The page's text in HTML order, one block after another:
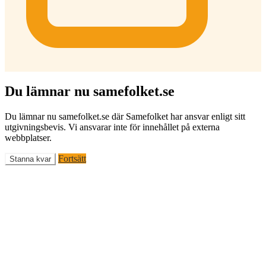
Du lämnar nu samefolket.se
Du lämnar nu samefolket.se där Samefolket har ansvar enligt sitt
utgivningsbevis. Vi ansvarar inte för innehållet på externa
webbplatser.
Stanna kvar Fortsätt